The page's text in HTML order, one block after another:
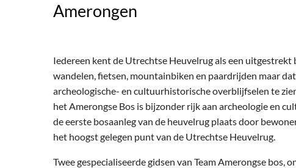
Amerongen
Iedereen kent de Utrechtse Heuvelrug als een uitgestrekt
wandelen, fietsen, mountainbiken en paardrijden maar
archeologische- en cultuurhistorische overblijfselen te
het Amerongse Bos is bijzonder rijk aan archeologie en
de eerste bosaanleg van de heuvelrug plaats door
het hoogst gelegen punt van de Utrechtse Heuvelrug.
Twee gespecialiseerde gidsen van Team Amerongse bos,